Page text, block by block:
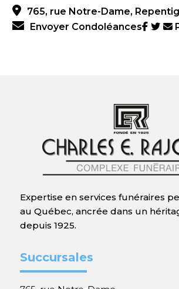
765, rue Notre-Dame,
Envoyer Condoléances
Expertise en services funéraires
au Québec, ancrée dans un
depuis 1925.
Succursales